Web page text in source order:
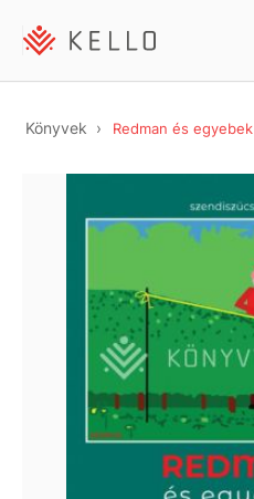
Könyvek Redman és egyebek